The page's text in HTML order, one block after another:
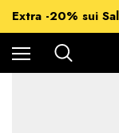
Spedizioni
-15% su